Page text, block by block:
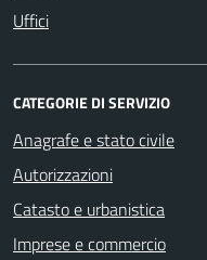
Uffici
CATEGORIE DI SERVIZIO
Anagrafe e stato civile
Autorizzazioni
Catasto e urbanistica
Imprese e commercio